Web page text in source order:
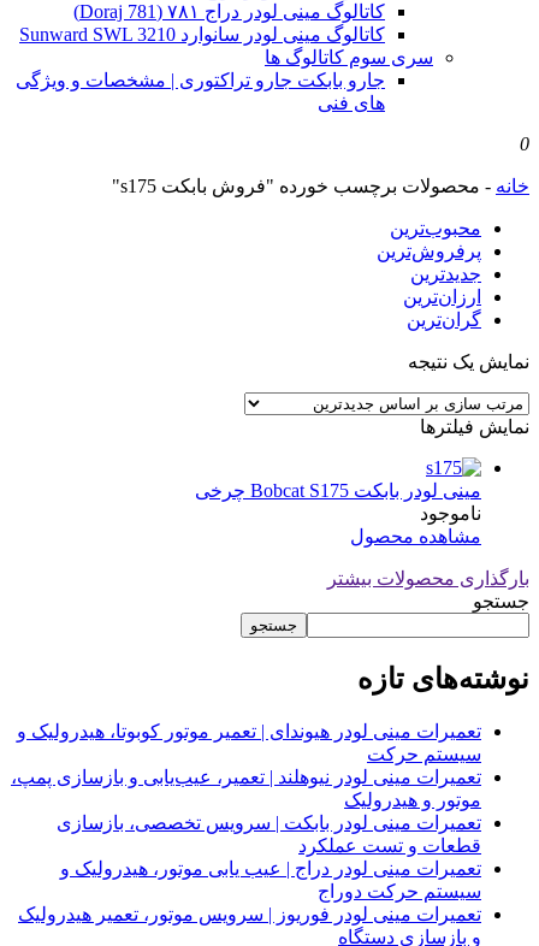
کاتالوگ مینی لودر دراج ۷۸۱ (Doraj 781)
کاتالوگ مینی لودر سانوارد Sunward SWL 3210
سری سوم کاتالوگ ها
جارو بابکت جارو تراکتوری | مشخصات و ویژگی
های فنی
0
خانه - محصولات برچسب خورده "فروش بابکت s175"
محبوب‌ترین
پرفروش‌ترین
جدیدترین
ارزان‌ترین
گران‌ترین
نمایش یک نتیجه
نمایش فیلترها
مینی لودر بابکت Bobcat S175 چرخی
ناموجود
مشاهده محصول
بارگذاری محصولات بیشتر
جستجو
جستجو
نوشته‌های تازه
تعمیرات مینی لودر هیوندای | تعمیر موتور کوبوتا، هیدرولیک و
سیستم حرکت
تعمیرات مینی لودر نیوهلند | تعمیر، عیب‌یابی و بازسازی پمپ،
موتور و هیدرولیک
تعمیرات مینی لودر بابکت | سرویس تخصصی، بازسازی
قطعات و تست عملکرد
تعمیرات مینی لودر دراج | عیب یابی موتور، هیدرولیک و
سیستم حرکت دوراج
تعمیرات مینی لودر فوریوز | سرویس موتور، تعمیر هیدرولیک
و بازسازی دستگاه